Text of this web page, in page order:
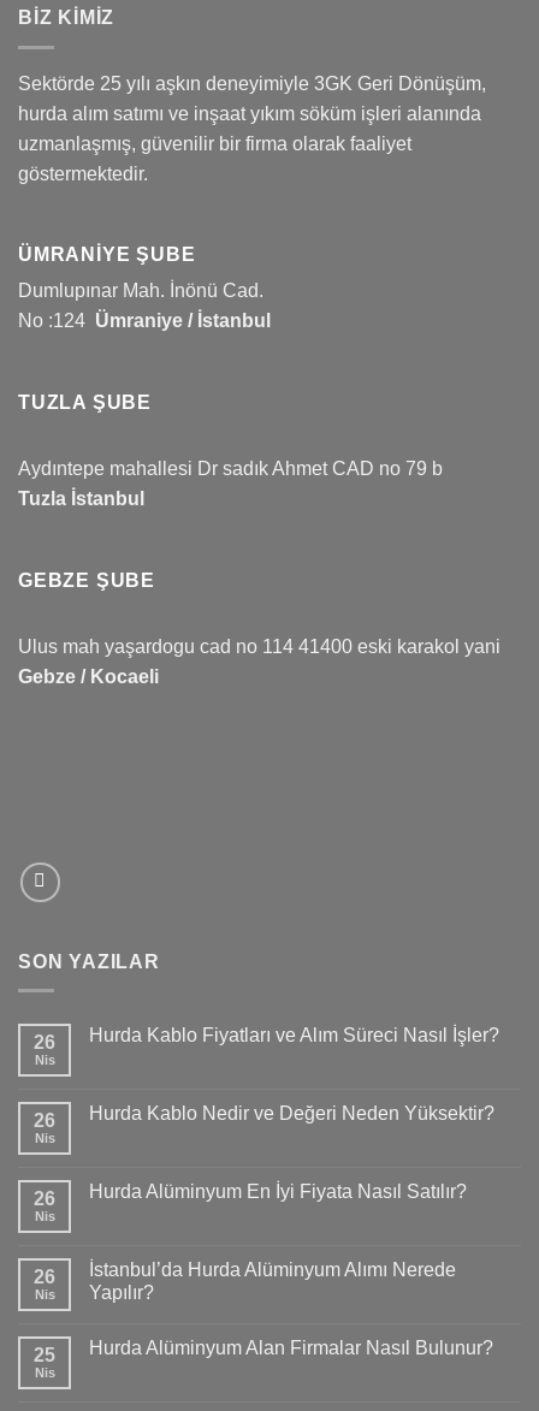
BİZ KİMİZ
Sektörde 25 yılı aşkın deneyimiyle 3GK Geri Dönüşüm,
hurda alım satımı ve inşaat yıkım söküm işleri alanında
uzmanlaşmış, güvenilir bir firma olarak faaliyet
göstermektedir.
ÜMRANIYE ŞUBE
Dumlupınar Mah. İnönü Cad.
No :124 Ümraniye / İstanbul
TUZLA ŞUBE
Aydıntepe mahallesi Dr sadık Ahmet CAD no 79 b
Tuzla İstanbul
GEBZE ŞUBE
Ulus mah yaşardogu cad no 114 41400 eski karakol yani
Gebze / Kocaeli
SON YAZILAR
26
Nis
Hurda Kablo Fiyatları ve Alım Süreci Nasıl İşler?
26
Nis
Hurda Kablo Nedir ve Değeri Neden Yüksektir?
26
Nis
Hurda Alüminyum En İyi Fiyata Nasıl Satılır?
26
Nis
İstanbul’da Hurda Alüminyum Alımı Nerede
Yapılır?
25
Nis
Hurda Alüminyum Alan Firmalar Nasıl Bulunur?